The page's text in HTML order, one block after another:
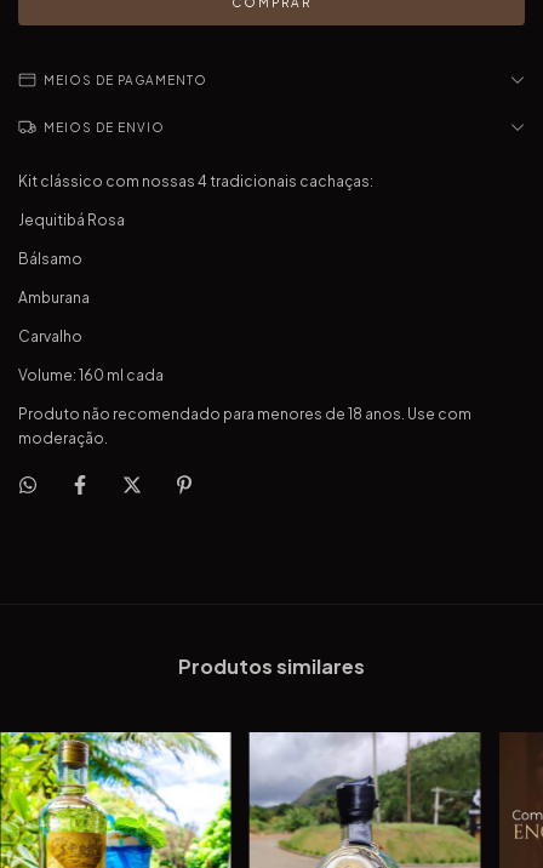
MEIOS DE PAGAMENTO
MEIOS DE ENVIO
Kit clássico com nossas 4 tradicionais cachaças:
Jequitibá Rosa
Bálsamo
Amburana
Carvalho
Volume: 160 ml cada
Produto não recomendado para menores de 18 anos. Use com
moderação.
Produtos similares